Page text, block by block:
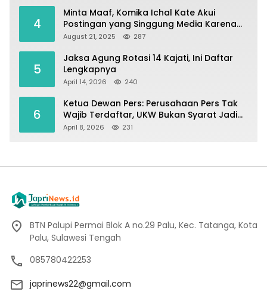
4
Minta Maaf, Komika Ichal Kate Akui
Postingan yang Singgung Media Karena
Emosi
August 21, 2025 287
5
Jaksa Agung Rotasi 14 Kajati, Ini Daftar
Lengkapnya
April 14, 2026 240
6
Ketua Dewan Pers: Perusahaan Pers Tak
Wajib Terdaftar, UKW Bukan Syarat Jadi
Wartawan
April 8, 2026 231
BTN Palupi Permai Blok A no.29 Palu, Kec. Tatanga, Kota
Palu, Sulawesi Tengah
085780422253
japrinews22@gmail.com